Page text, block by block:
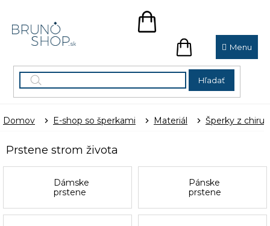
obsah
Hľadať
NÁKUPNÝ
NÁKUPNÝ
KOŠÍK
Domov E-shop so šperkami Materiál Šperky z
Prstene strom života
Dámske
prstene
Pánske
prstene